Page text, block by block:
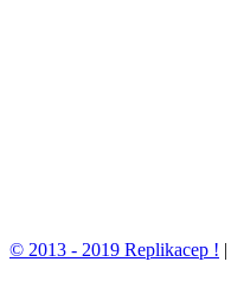
© 2013 - 2019 Replikacep ! |